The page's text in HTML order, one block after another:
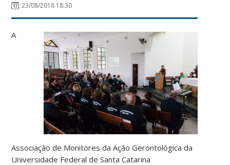
23/08/2018 18:30
A
Associação de Monitores da Ação Gerontológica da
Universidade Federal deSanta Catarina